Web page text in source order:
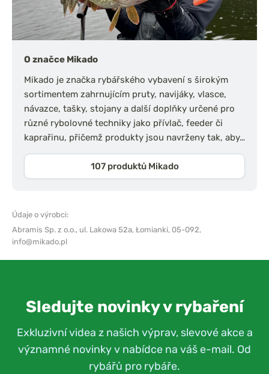
O značce Mikado
Mikado je značka rybářského vybavení s širokým
sortimentem zahrnujícím pruty, navijáky, vlasce,
návazce, tašky, stojany a další doplňky určené pro
různé rybolovné techniky jako přívlač, feeder či
kaprařinu, přičemž produkty jsou navrženy tak, aby…
107 produktů Mikado
Údaje o výrobci:
Abramis Sp. z o.o., ul. Lakowa 52a, Łomianki, 05-092,
info@mikado.pl
Sledujte novinky v rybaření
Exkluzivní videa z našich výprav, slevové akce a
významné novinky v nabídce na váš e-mail. Od
rybářů pro rybáře.